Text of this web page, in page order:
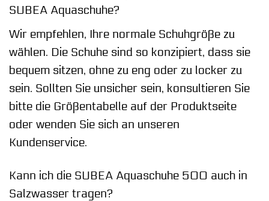
SUBEA Aquaschuhe?
Wir empfehlen, Ihre normale Schuhgröße zu
wählen. Die Schuhe sind so konzipiert, dass sie
bequem sitzen, ohne zu eng oder zu locker zu
sein. Sollten Sie unsicher sein, konsultieren Sie
bitte die Größentabelle auf der Produktseite
oder wenden Sie sich an unseren
Kundenservice.
Kann ich die SUBEA Aquaschuhe 500 auch in
Salzwasser tragen?